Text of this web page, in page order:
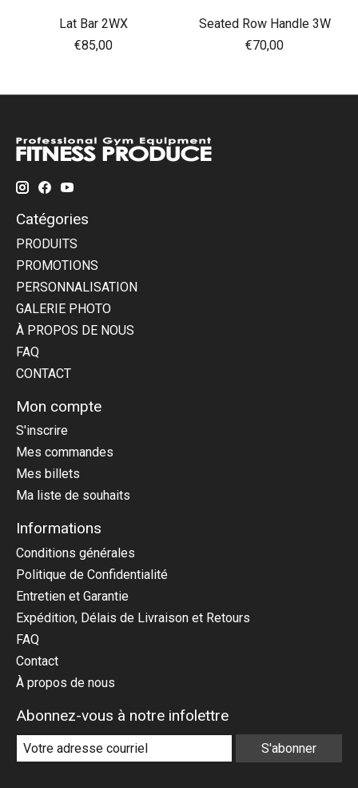
Lat Bar 2WX
€85,00
Seated Row Handle 3W
€70,00
Catégories
PRODUITS
PROMOTIONS
PERSONNALISATION
GALERIE PHOTO
À PROPOS DE NOUS
FAQ
CONTACT
Mon compte
S'inscrire
Mes commandes
Mes billets
Ma liste de souhaits
Informations
Conditions générales
Politique de Confidentialité
Entretien et Garantie
Expédition, Délais de Livraison et Retours
FAQ
Contact
À propos de nous
Abonnez-vous à notre infolettre
S'abonner